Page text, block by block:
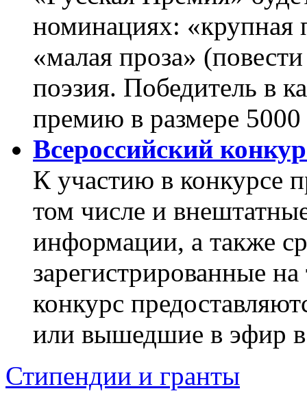
номинациях: «крупная
«малая проза»
поэзия. Победитель в
премию в размере
Всероссийский
К участию в конкурсе
том числе и
информации, а также
зарегистрированные
конкурс
или вышедшие в эфир в
Стипендии и гранты